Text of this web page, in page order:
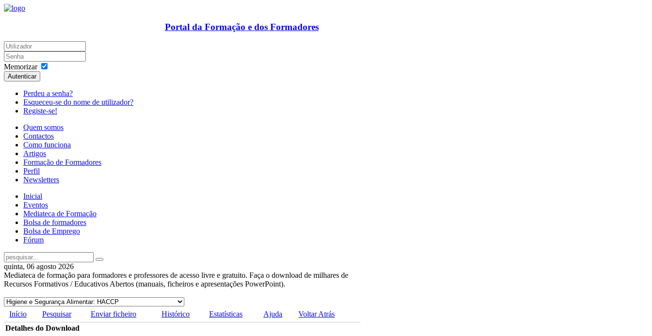
Portal da Formação e dos Formadores
Memorizar
Autenticar
Perdeu a senha?
Esqueceu-se do nome de utilizador?
Registe-se!
Quem somos
Contactos
Como funciona
Artigos
Formação de Formadores
Perfil
Newsletters
Inicial
Eventos
Mediateca de Formação
Bolsa de formadores
Bolsa de Emprego
Fórum
quinta, 06 agosto 2026
Mediateca de formação para formadores e professores de acesso livre e gratuito. Faça o download de milhares de
Recursos Formativos / Educativos Abertos (manuais, ficheiros e apresentações PowerPoint).
Início Pesquisar Enviar ficheiro Histórico Estatísticas Ajuda
Voltar Atrás
Detalhes do Download